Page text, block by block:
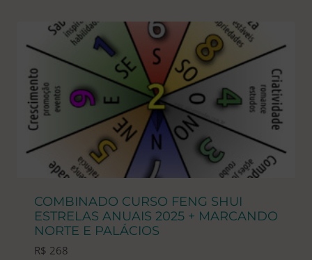
COMBINADO CURSO FENG SHUI
ESTRELAS ANUAIS 2025 + MARCANDO
NORTE E PALÁCIOS
R$ 268